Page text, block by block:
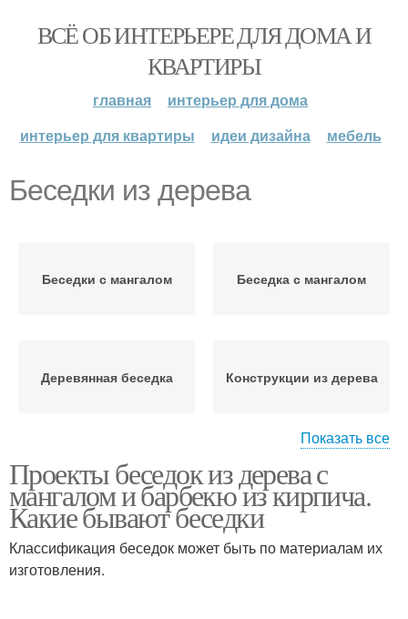
ВСЁ ОБ ИНТЕРЬЕРЕ ДЛЯ ДОМА И
КВАРТИРЫ
главная
интерьер для дома
интерьер для квартиры
идеи дизайна мебель
Беседки из дерева
Беседки с мангалом Беседка с мангалом
Деревянная беседка Конструкции из дерева
Садовые беседки Беседки с барбекю
Показать все
Проекты беседок из дерева с
мангалом и барбекю из кирпича.
Какие бывают беседки
Классификация беседок может быть по материалам их
изготовления.